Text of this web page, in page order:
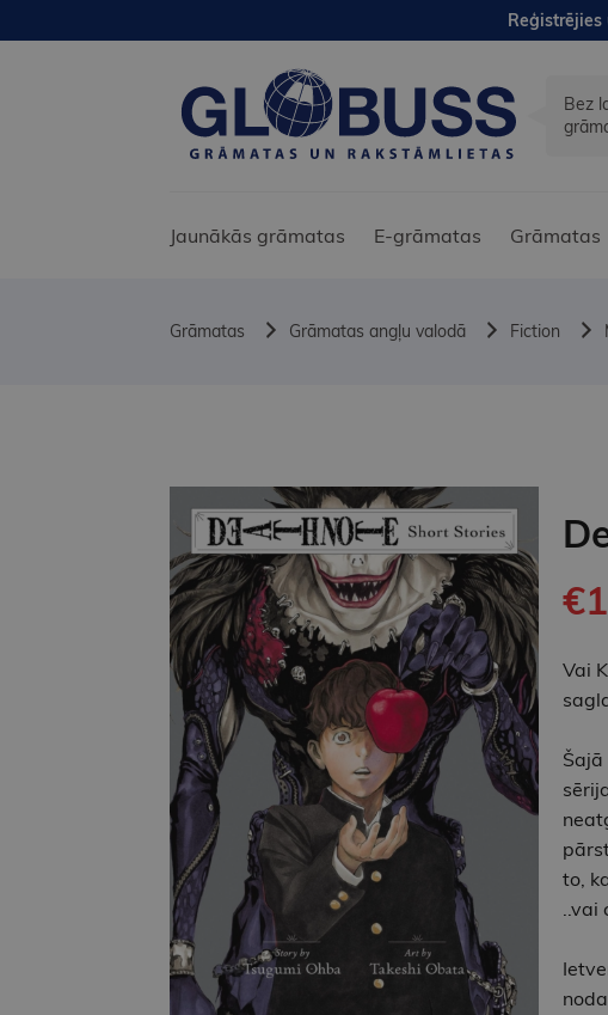
Bez
Jaunākās grāmatas E-grāmatas Grāmatas
Grāmatas Grāmatas angļu valodā Fiction
Vai
to,
..vai